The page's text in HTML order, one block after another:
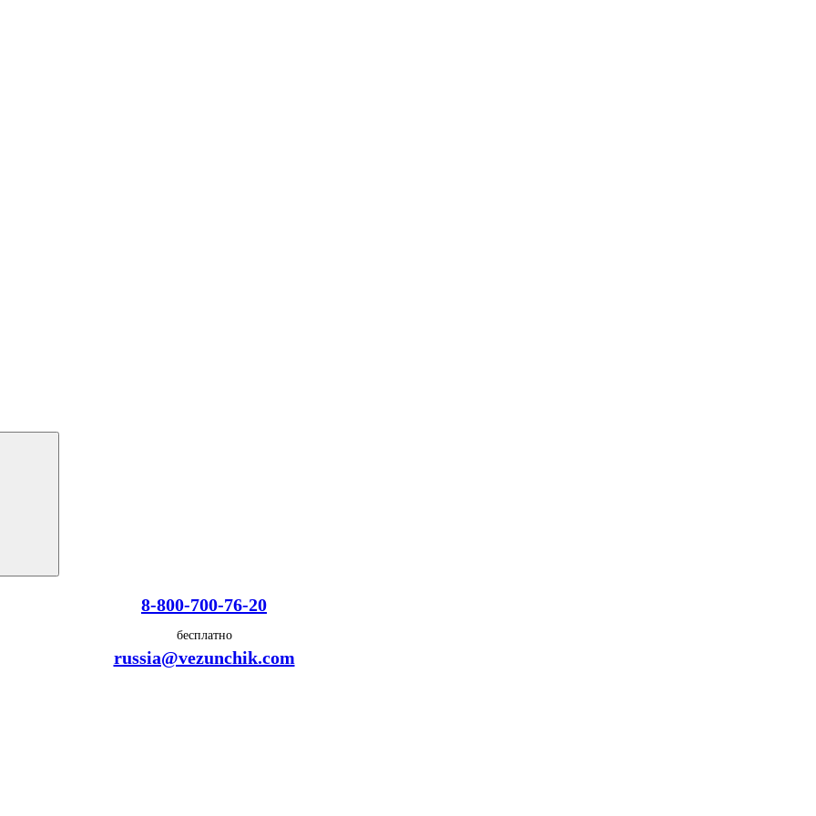
8-800-700-76-20
бесплатно
russia@vezunchik.com